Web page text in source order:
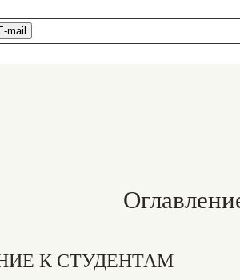
К СТУДЕНТАМ